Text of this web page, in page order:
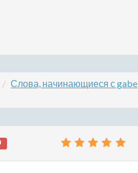
Слова, начинающиеся с gabe